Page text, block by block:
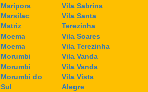
Maripora
Marsilac
Matriz
Moema
Moema
Morumbi
Morumbi
Morumbi do
Sul
Vila Sabrina
Vila Santa
Terezinha
Vila Soares
Vila Terezinha
Vila Vanda
Vila Vanda
Vila Vista
Alegre